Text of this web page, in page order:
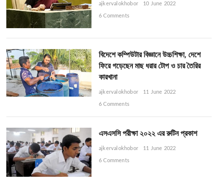
ajkervalokhobor 10 June 2022
6 Comments
বিদেশে কম্পিউটার বিজ্ঞানে উচ্চশিক্ষা, দেশে
ফিরে গড়েছেন মাছ ধরার টোপ ও চার তৈরির
কারখানা
ajkervalokhobor 11 June 2022
6 Comments
এসএসসি পরীক্ষা ২০২২ এর রুটিন প্রকাশ
ajkervalokhobor 11 June 2022
6 Comments